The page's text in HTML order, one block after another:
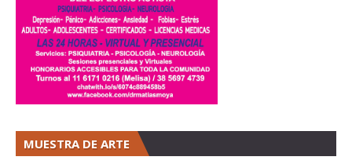
MUESTRA DE ARTE